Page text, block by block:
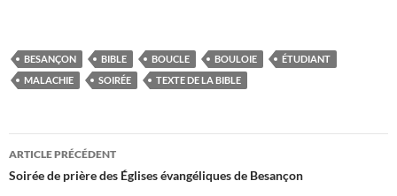
BESANÇON BIBLE BOUCLE BOULOIE
ÉTUDIANT
MALACHIE
SOIRÉE TEXTE DE LA BIBLE
Navigation
ARTICLE PRÉCÉDENT
Soirée de prière des Églises évangéliques de Besançon